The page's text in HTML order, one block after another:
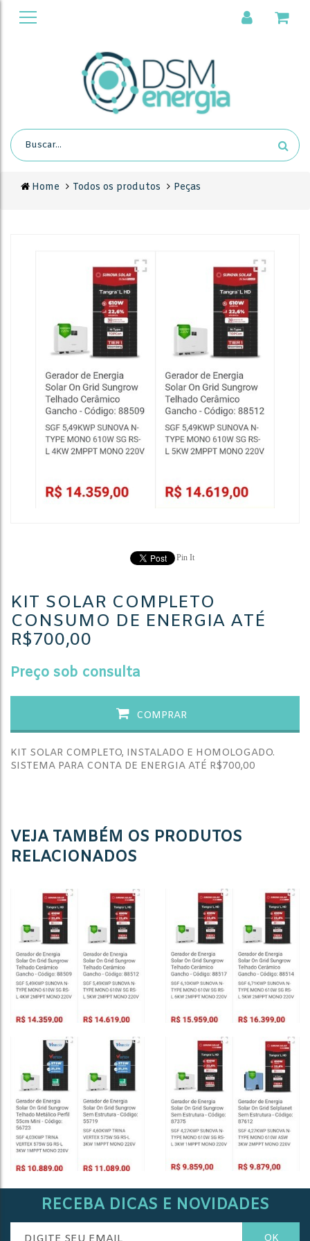
Home Todos os produtos Peças
Pin It
KIT SOLAR COMPLETO
CONSUMO DE ENERGIA ATÉ
R$700,00
Preço sob consulta
COMPRAR
KIT SOLAR COMPLETO, INSTALADO E HOMOLOGADO.
SISTEMA PARA CONTA DE ENERGIA ATÉ R$700,00
VEJA TAMBÉM OS PRODUTOS
RELACIONADOS
RECEBA DICAS E NOVIDADES